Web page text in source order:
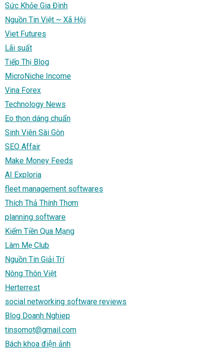
Sức Khỏe Gia Đình
Nguồn Tin Việt ~ Xã Hội
Viet Futures
Lãi suất
Tiếp Thị Blog
MicroNiche Income
Vina Forex
Technology News
Eo thon dáng chuẩn
Sinh Viên Sài Gòn
SEO Affair
Make Money Feeds
AI Exploria
fleet management softwares
Thích Thả Thính Thơm
planning software
Kiếm Tiền Qua Mạng
Làm Mẹ Club
Nguồn Tin Giải Trí
Nông Thôn Việt
Herterrest
social networking software reviews
Blog Doanh Nghiep
tinsomot@gmail.com
Bách khoa điện ảnh